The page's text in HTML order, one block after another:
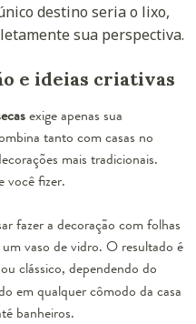
destino seria o lixo,
sua perspectiva.
e ideias criativas
exige apenas sua
tanto com casas no
mais tradicionais.
você fizer.
fazer a decoração com folhas
vaso de vidro. O resultado é
clássico, dependendo do
em qualquer cômodo da casa
banheiros.